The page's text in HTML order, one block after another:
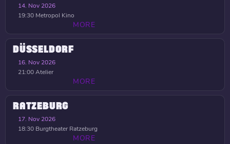
14. Nov 2026
19:30 Metropol Kino
MORE
DÜSSELDORF
16. Nov 2026
21:00Atelier
MORE
RATZEBURG
17. Nov 2026
18:30 Burgtheater Ratzeburg
MORE